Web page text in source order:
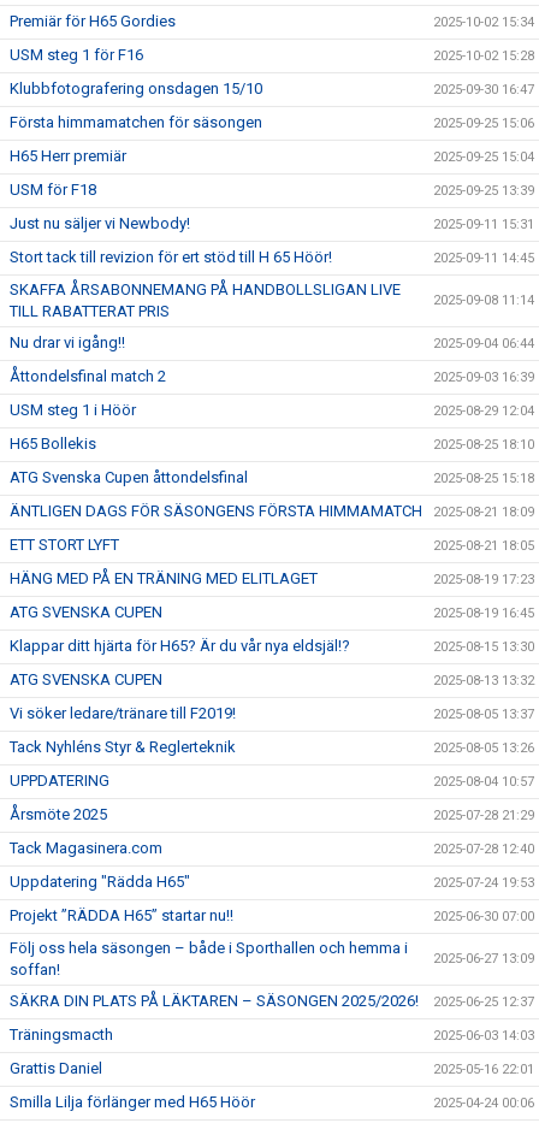
Premiär för H65 Gordies 2025-10-02 15:34
USM steg 1 för F16 2025-10-02 15:28
Klubbfotografering onsdagen 15/10 2025-09-30 16:47
Första himmamatchen för säsongen 2025-09-25 15:06
H65 Herr premiär 2025-09-25 15:04
USM för F18 2025-09-25 13:39
Just nu säljer vi Newbody! 2025-09-11 15:31
Stort tack till revizion för ert stöd till H 65 Höör! 2025-09-11 14:45
SKAFFA ÅRSABONNEMANG PÅ HANDBOLLSLIGAN LIVE
TILL RABATTERAT PRIS
2025-09-08 11:14
Nu drar vi igång!! 2025-09-04 06:44
Åttondelsfinal match 2 2025-09-03 16:39
USM steg 1 i Höör 2025-08-29 12:04
H65 Bollekis 2025-08-25 18:10
ATG Svenska Cupen åttondelsfinal 2025-08-25 15:18
ÄNTLIGEN DAGS FÖR SÄSONGENS FÖRSTA HIMMAMATCH 2025-08-21 18:09
ETT STORT LYFT 2025-08-21 18:05
HÄNG MED PÅ EN TRÄNING MED ELITLAGET 2025-08-19 17:23
ATG SVENSKA CUPEN 2025-08-19 16:45
Klappar ditt hjärta för H65? Är du vår nya eldsjäl!? 2025-08-15 13:30
ATG SVENSKA CUPEN 2025-08-13 13:32
Vi söker ledare/tränare till F2019! 2025-08-05 13:37
Tack Nyhléns Styr & Reglerteknik 2025-08-05 13:26
UPPDATERING 2025-08-04 10:57
Årsmöte 2025 2025-07-28 21:29
Tack Magasinera.com 2025-07-28 12:40
Uppdatering "Rädda H65" 2025-07-24 19:53
Projekt ”RÄDDA H65” startar nu!! 2025-06-30 07:00
Följ oss hela säsongen – både i Sporthallen och hemma i
soffan!
2025-06-27 13:09
SÄKRA DIN PLATS PÅ LÄKTAREN – SÄSONGEN 2025/2026! 2025-06-25 12:37
Träningsmacth 2025-06-03 14:03
Grattis Daniel 2025-05-16 22:01
Smilla Lilja förlänger med H65 Höör 2025-04-24 00:06